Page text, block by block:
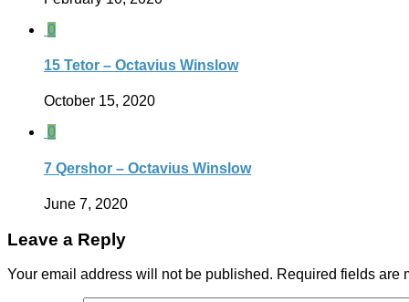
0
15 Tetor – Octavius Winslow
October 15, 2020
0
7 Qershor – Octavius Winslow
June 7, 2020
Leave a Reply
Your email address will not be published. Required fields are